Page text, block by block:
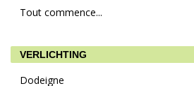
Tout commence...
VERLICHTING
Dodeigne